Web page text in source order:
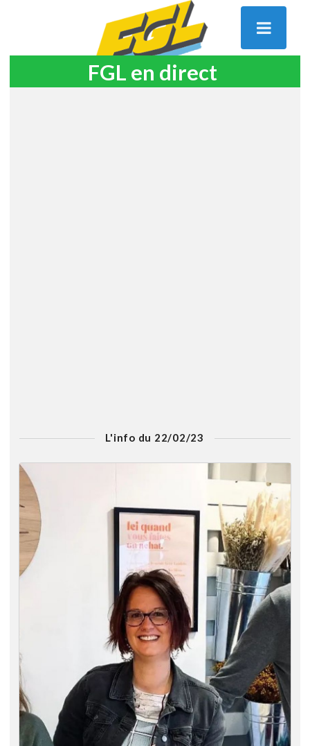
FGL en direct
L'info du 22/02/23